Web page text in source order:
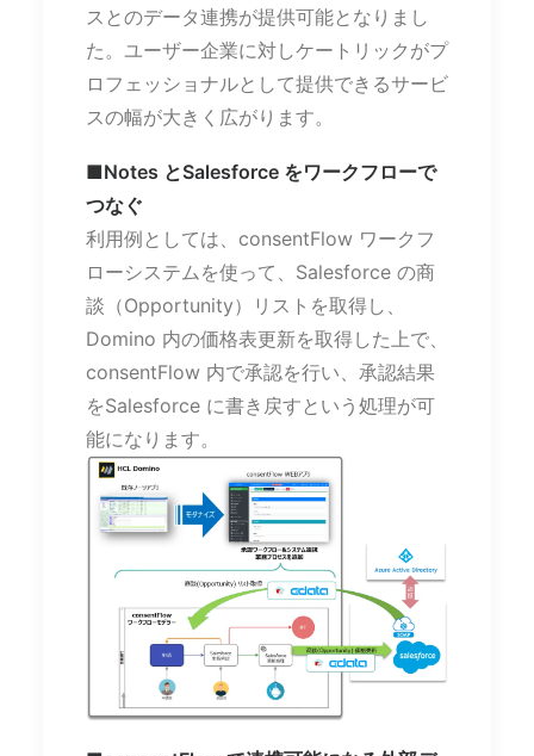
スとのデータ連携が提供可能となりまし
た。ユーザー企業に対しケートリックがプ
ロフェッショナルとして提供できるサービ
スの幅が大きく広がります。
■Notes とSalesforce をワークフローで
つなぐ
利用例としては、consentFlow ワークフ
ローシステムを使って、Salesforce の商
談（Opportunity）リストを取得し、
Domino 内の価格表更新を取得した上で、
consentFlow 内で承認を行い、承認結果
をSalesforce に書き戻すという処理が可
能になります。